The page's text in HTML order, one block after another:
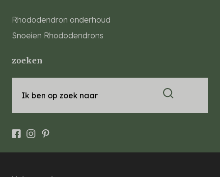
Rhododendron onderhoud
Snoeien Rhododendrons
zoeken
Ik ben op zoek naar